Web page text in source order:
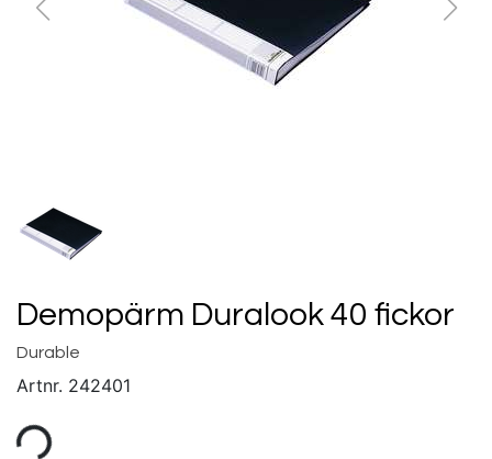
Demopärm Duralook 40 fickor
Durable
Artnr. 242401